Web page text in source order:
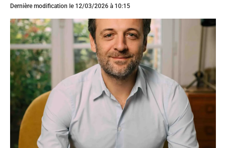
Dernière modification le 12/03/2026 à 10:15